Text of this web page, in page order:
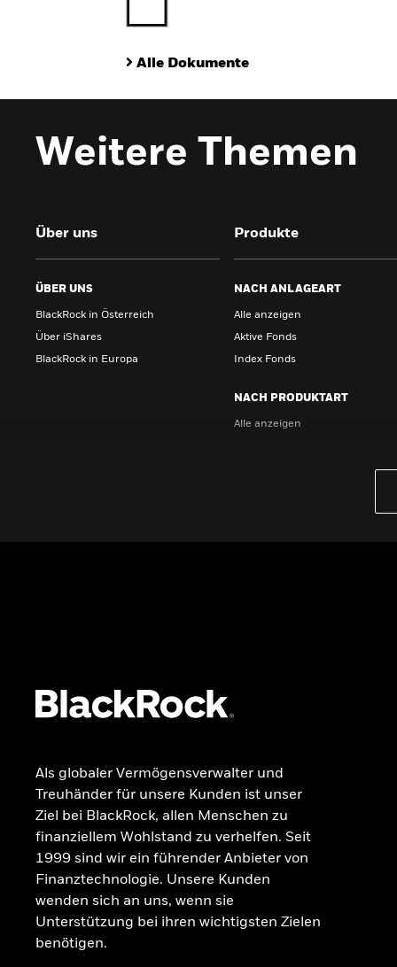
Alle Dokumente
Weitere Themen
Über uns
ÜBER UNS
BlackRock in Österreich
Über iShares
BlackRock in Europa
Produkte
NACH ANLAGEART
Alle anzeigen
Aktive Fonds
Index Fonds
NACH PRODUKTART
Alle anzeigen
Als globaler Vermögensverwalter und
Treuhänder für unsere Kunden ist unser
Ziel bei BlackRock, allen Menschen zu
finanziellem Wohlstand zu verhelfen. Seit
1999 sind wir ein führender Anbieter von
Finanztechnologie. Unsere Kunden
wenden sich an uns, wenn sie
Unterstützung bei ihren wichtigsten Zielen
benötigen.